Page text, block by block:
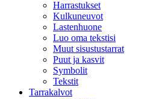
Harrastukset
Kulkuneuvot
Lastenhuone
Luo oma tekstisi
Muut sisustustarrat
Puut ja kasvit
Symbolit
Tekstit
Tarrakalvot